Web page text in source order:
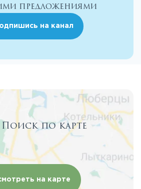
предложениями
на канал
Поиск по карте
на карте